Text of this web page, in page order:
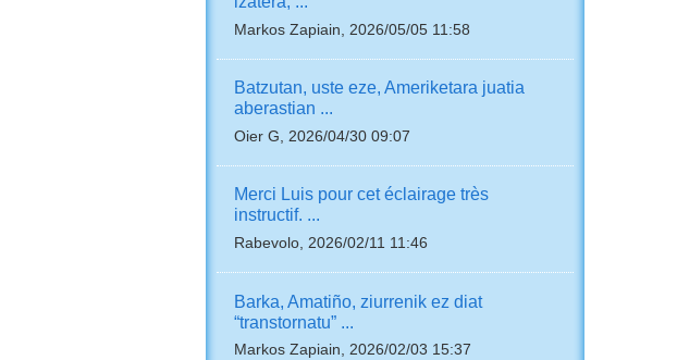
Markos Zapiain, 2026/05/05 11:58
Batzutan, uste eze, Ameriketara juatia
aberastian ...
Oier G, 2026/04/30 09:07
Merci Luis pour cet éclairage très
instructif. ...
Rabevolo, 2026/02/11 11:46
Barka, Amatiño, ziurrenik ez diat
“transtornatu” ...
Markos Zapiain, 2026/02/03 15:37